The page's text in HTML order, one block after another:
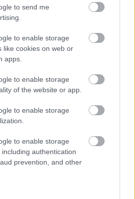
to send me
to enable storage
like cookies on web or
apps.
to enable storage
of the website or app.
to enable storage
to enable storage
authentication
prevention, and other
Csiky Gergely Színház, a
Orlai Produkció vagy a
Völgyébe költözik
, akik idén ünneplik 20.
improvizatív csapat ezúttal is
készül saját udvarában,
Dallos-Puskás Péter és
hogy nincsen Völgy Hobo
a vigántpetendi
Hobo
vezeti be a zenéje iránt is
irodalom és színház
és számos más költő
tolmácsolásban érintheti meg